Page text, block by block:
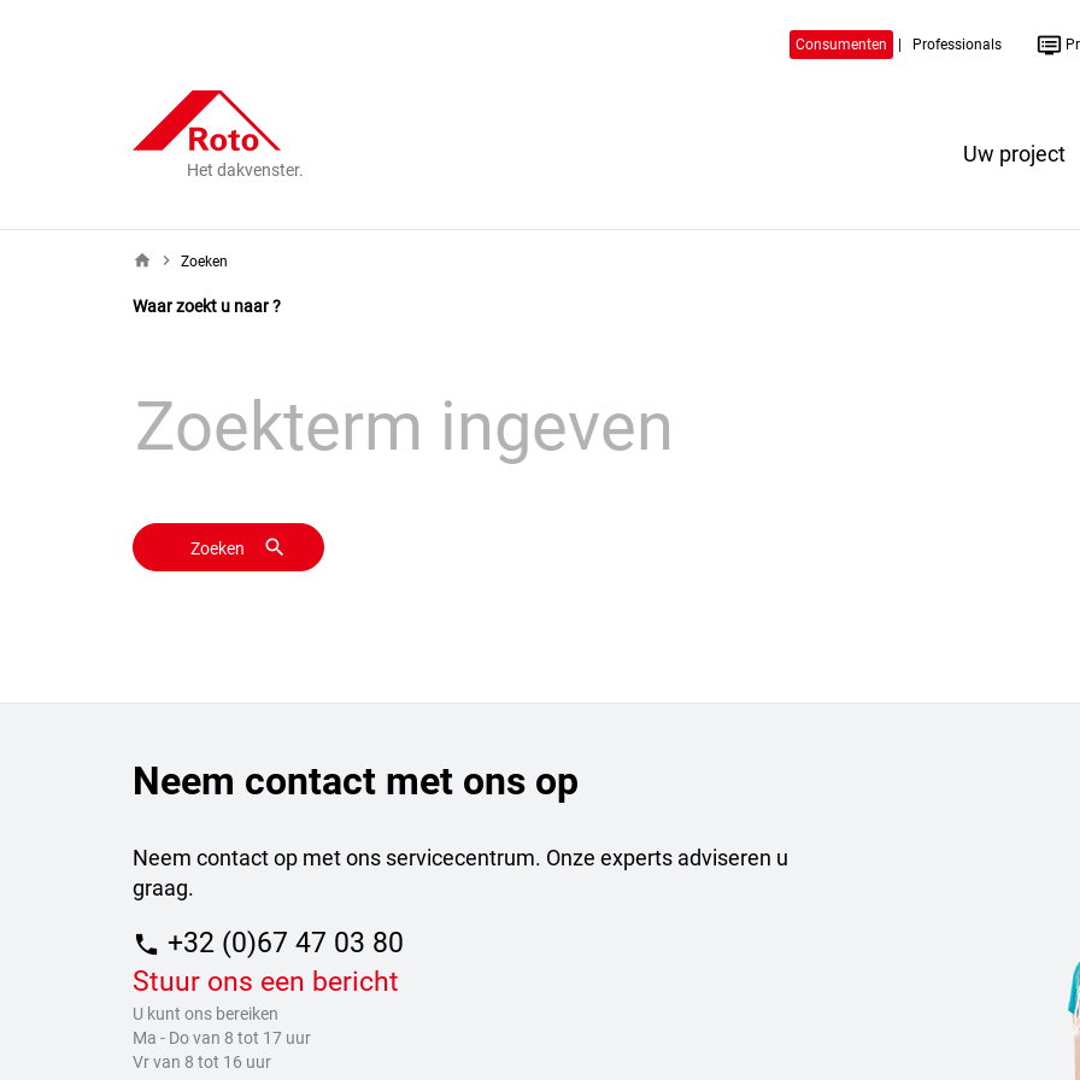
Consumenten Professionals dvr
Het dakvenster.
Uw project
home Zoeken
Waar zoekt u naar ?
Zoeken
Neem contact met ons op
Neem contact op met ons servicecentrum. Onze experts adviseren u
graag.
phone +32 (0)67 47 03 80
Stuur ons een bericht
U kunt ons bereiken
Ma - Do van 8 tot 17 uur
Vr van 8 tot 16 uur